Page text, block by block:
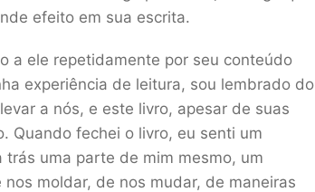
efeito em sua escrita.
a ele repetidamente por seu conteúdo
experiência de leitura, sou lembrado do
a nós, e este livro, apesar de suas
Quando fechei o livro, eu senti um
uma parte de mim mesmo, um
moldar, de nos mudar, de maneiras